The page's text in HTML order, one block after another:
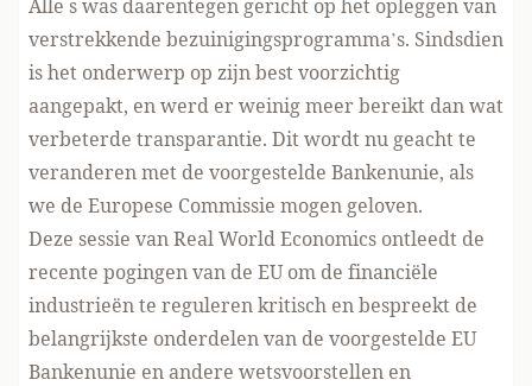
Alle s was daarentegen gericht op het opleggen van
verstrekkende bezuinigingsprogramma’s. Sindsdien
is het onderwerp op zijn best voorzichtig
aangepakt, en werd er weinig meer bereikt dan wat
verbeterde transparantie. Dit wordt nu geacht te
veranderen met de voorgestelde Bankenunie, als
we de Europese Commissie mogen geloven.
Deze sessie van Real World Economics ontleedt de
recente pogingen van de EU om de financiële
industrieën te reguleren kritisch en bespreekt de
belangrijkste onderdelen van de voorgestelde EU
Bankenunie en andere wetsvoorstellen en